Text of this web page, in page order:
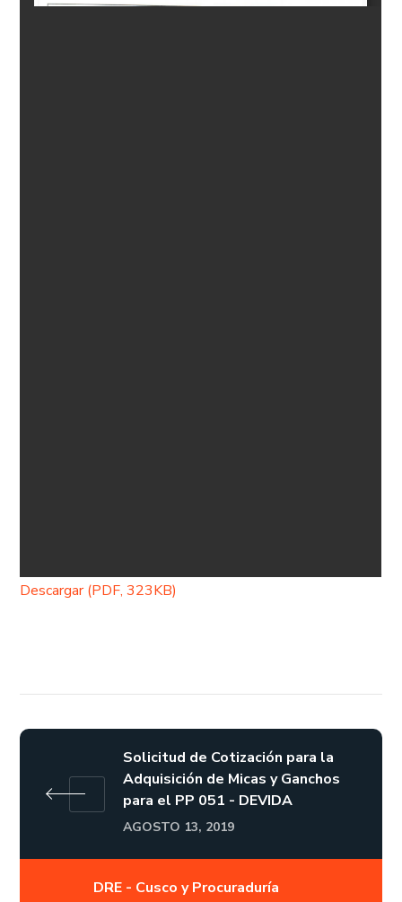
Descargar (PDF, 323KB)
Solicitud de Cotización para la
Adquisición de Micas y Ganchos
para el PP 051 - DEVIDA
AGOSTO 13, 2019
DRE - Cusco y Procuraduría